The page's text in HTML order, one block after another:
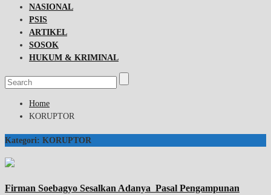
NASIONAL
PSIS
ARTIKEL
SOSOK
HUKUM & KRIMINAL
Home
KORUPTOR
Kategori: KORUPTOR
Firman Soebagyo Sesalkan Adanya Pasal Pengampunan